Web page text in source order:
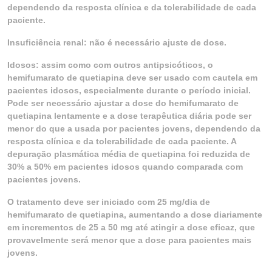
dependendo da resposta clínica e da tolerabilidade de cada
paciente.
Insuficiência renal: não é necessário ajuste de dose.
Idosos: assim como com outros antipsicóticos, o
hemifumarato de quetiapina deve ser usado com cautela em
pacientes idosos, especialmente durante o período inicial.
Pode ser necessário ajustar a dose do hemifumarato de
quetiapina lentamente e a dose terapêutica diária pode ser
menor do que a usada por pacientes jovens, dependendo da
resposta clínica e da tolerabilidade de cada paciente. A
depuração plasmática média de quetiapina foi reduzida de
30% a 50% em pacientes idosos quando comparada com
pacientes jovens.
O tratamento deve ser iniciado com 25 mg/dia de
hemifumarato de quetiapina, aumentando a dose diariamente
em incrementos de 25 a 50 mg até atingir a dose eficaz, que
provavelmente será menor que a dose para pacientes mais
jovens.